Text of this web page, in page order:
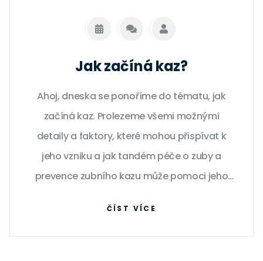
Jak začíná kaz?
Ahoj, dneska se ponoříme do tématu, jak
začíná kaz. Prolezeme všemi možnými
detaily a faktory, které mohou přispívat k
jeho vzniku a jak tandém péče o zuby a
prevence zubního kazu může pomoci jeho
ČÍST VÍCE